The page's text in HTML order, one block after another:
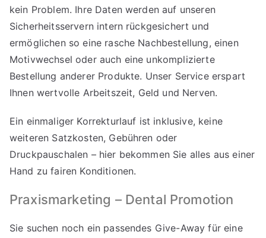
kein Problem. Ihre Daten werden auf unseren
Sicherheitsservern intern rückgesichert und
ermöglichen so eine rasche Nachbestellung, einen
Motivwechsel oder auch eine unkomplizierte
Bestellung anderer Produkte. Unser Service erspart
Ihnen wertvolle Arbeitszeit, Geld und Nerven.
Ein einmaliger Korrekturlauf ist inklusive, keine
weiteren Satzkosten, Gebühren oder
Druckpauschalen – hier bekommen Sie alles aus einer
Hand zu fairen Konditionen.
Praxismarketing – Dental Promotion
Sie suchen noch ein passendes Give-Away für eine